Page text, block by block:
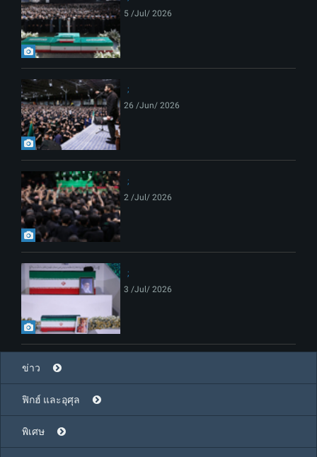
5 /Jul/ 2026
26 /Jun/ 2026
2 /Jul/ 2026
3 /Jul/ 2026
ข่าว
ฟิกฮ์ และอุศุล
พิเศษ